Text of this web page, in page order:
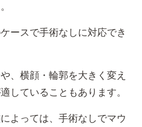
ースで手術なしに対応でき
、横顔・輪郭を大きく変え
していることもあります。
よっては、手術なしでマウ